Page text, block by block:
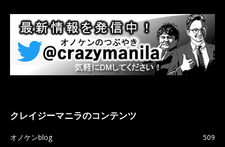
クレイジーマニラのコンテンツ
オノケンblog
509